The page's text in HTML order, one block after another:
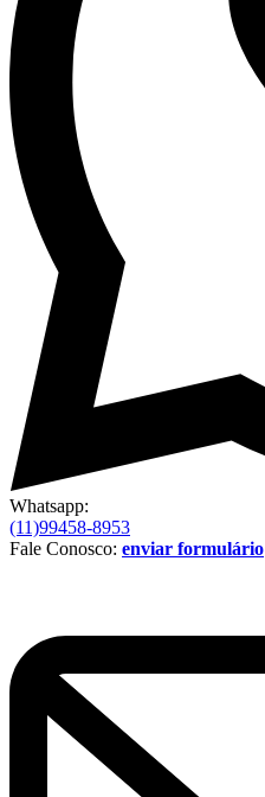
Whatsapp:
(11)99458-8953
Fale Conosco: enviar formulário